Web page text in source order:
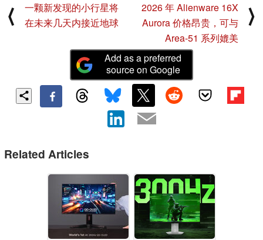
⟨
一颗新发现的小行星将
在未来几天内接近地球
2026 年 Alienware 16X
Aurora 价格昂贵，可与
Area-51 系列媲美
⟩
Add as a preferred
source on Google
Related Articles